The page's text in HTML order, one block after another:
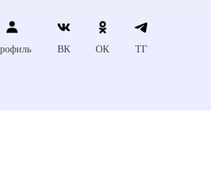
ВК ОК ТГ